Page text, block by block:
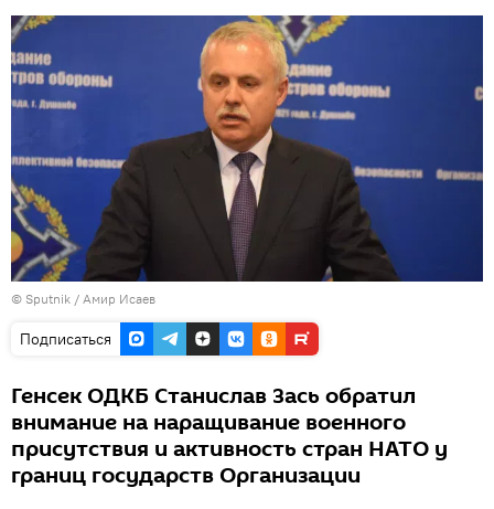
© Sputnik / Амир Исаев
Подписаться
Генсек ОДКБ Станислав Зась обратил
внимание на наращивание военного
присутствия и активность стран НАТО у
границ государств Организации